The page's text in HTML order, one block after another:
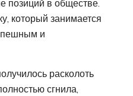
позиций в обществе.
который занимается
и
расколоть
сгнила,